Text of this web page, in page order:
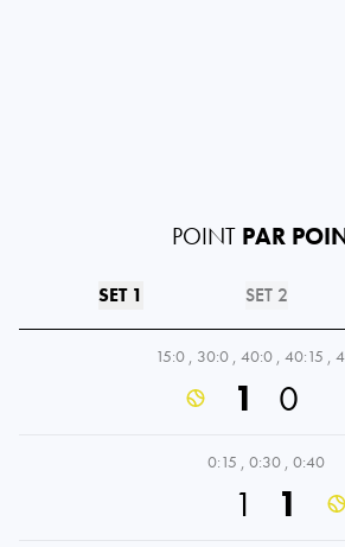
POINT PAR
SET 1 SET 2
15:0 , 30:0 , 40:0 , 40:15 ,
1 0
0:15 , 0:30 , 0:40
1 1